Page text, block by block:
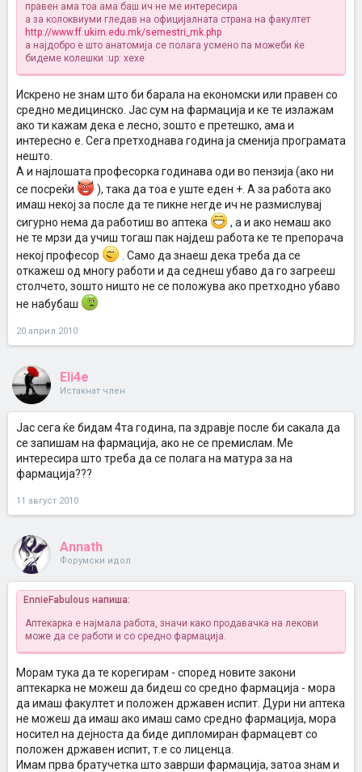
правен ама тоа ама баш ич не ме интересира
а за колоквиуми гледав на официјалната страна на факултет
http://www.ff.ukim.edu.mk/semestri_mk.php
а најдобро е што анатомија се полага усмено па можеби ќе
бидеме колешки :up: хехе
Искрено не знам што би барала на економски или правен со
средно медицинско. Јас сум на фармација и ке те излажам
ако ти кажам дека е лесно, зошто е претешко, ама и
интересно е. Сега претходнава година ја сменија програмата
нешто.
А и најлошата професорка годинава оди во пензија (ако ни
се посреќи
), така да тоа е уште еден +. А за работа ако
имаш некој за после да те пикне негде ич не размислувај
сигурно нема да работиш во аптека
, а и ако немаш ако
не те мрзи да учиш тогаш пак најдеш работа ке те препорача
некој професор
. Само да знаеш дека треба да се
откажеш од многу работи и да седнеш убаво да го загрееш
столчето, зошто ништо не се положува ако претходно убаво
не набубаш
20 април 2010
Eli4e
Истакнат член
Јас сега ќе бидам 4та година, па здравје после би сакала да
се запишам на фармација, ако не се премислам. Ме
интересира што треба да се полага на матура за на
фармација???
11 август 2010
Annath
Форумски идол
EnnieFabulous напиша:
Аптекарка е најмала работа, значи како продавачка на лекови
може да се работи и со средно фармација.
Морам тука да те корегирам - според новите закони
аптекарка не можеш да бидеш со средно фармација - мора
да имаш факултет и положен државен испит. Дури ни аптека
не можеш да имаш ако имаш само средно фармација, мора
носител на дејноста да биде дипломиран фармацевт со
положен државен испит, т.е со лиценца.
Имам прва братучетка што заврши фармација, затоа знам и